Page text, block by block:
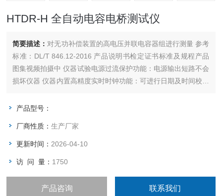
HTDR-H 全自动电容电桥测试仪
简要描述： 对无功补偿装置的高电压并联电容器组进行测量 参考
标准：DL/T 846.12-2016 产品说明书检定证书标准及规程产品
图集视频拍摄中 仪器试验电源过流保护功能：电源输出短路不会
损坏仪器 仪器内置高精度实时时钟功能：可进行日期及时间校准
注：关于产品购买、技术维护等服务，欢迎致电!
产品型号：
厂商性质：生产厂家
更新时间： 2026-04-10
访 问 量： 1750
产品咨询 联系我们